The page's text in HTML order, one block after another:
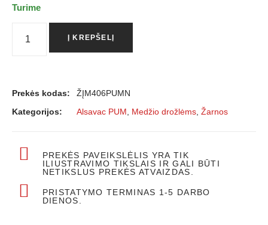
Turime
Į KREPŠELĮ
Prekės kodas:
ŽĮM406PUMN
Kategorijos:
Alsavac PUM Medžio drožlėms Žarnos
PREKĖS PAVEIKSLĖLIS YRA TIK
ILIUSTRAVIMO TIKSLAIS IR GALI BŪTI
NETIKSLUS PREKĖS ATVAIZDAS.
PRISTATYMO TERMINAS 1-5 DARBO
DIENOS.